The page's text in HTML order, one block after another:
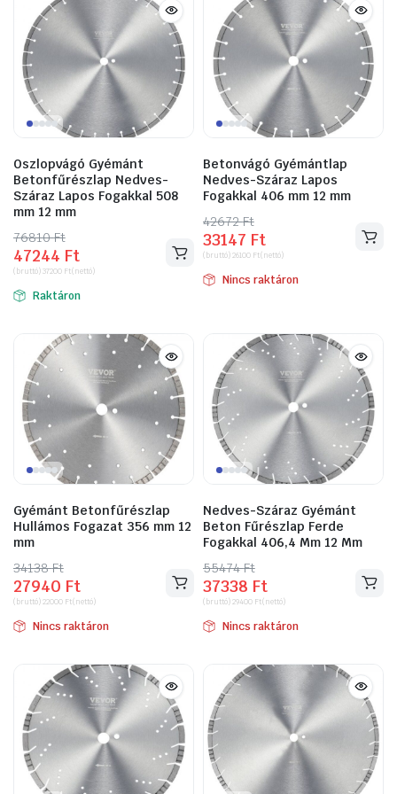
Oszlopvágó Gyémánt
Betonfűrészlap Nedves-
Száraz Lapos Fogakkal 508
mm 12 mm
76810Ft
Original
price
was:
76810 Ft.
47244 Ft
Current
price
is:
47244 Ft.
(bruttó)37200 Ft(nettó)
Raktáron
Betonvágó Gyémántlap
Nedves-Száraz Lapos
Fogakkal 406 mm 12 mm
42672Ft
Original
price
was:
42672 Ft.
33147 Ft
Current
price
is:
33147 Ft.
(bruttó)26100 Ft(nettó)
Nincs raktáron
Gyémánt Betonfűrészlap
Hullámos Fogazat 356 mm 12
mm
34138Ft
Original
price
was:
34138 Ft.
27940 Ft
Current
price
is:
27940 Ft.
(bruttó)22000 Ft(nettó)
Nincs raktáron
Nedves-Száraz Gyémánt
Beton Fűrészlap Ferde
Fogakkal 406,4 Mm 12 Mm
55474Ft
Original
price
was:
55474 Ft.
37338 Ft
Current
price
is:
37338 Ft.
(bruttó)29400 Ft(nettó)
Nincs raktáron